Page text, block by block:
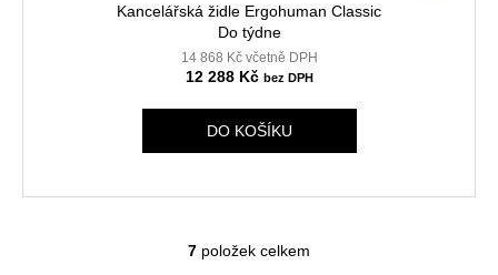
Kancelářská židle Ergohuman Classic
Do týdne
14 868 Kč včetně DPH
12 288 Kč
DO KOŠÍKU
O
7 položek celkem